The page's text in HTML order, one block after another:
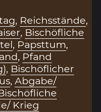
, Reichsstände,
, Bischöfliche
, Papsttum,
, Pfand
, Bischöflicher
,Abgabe/
Krieg